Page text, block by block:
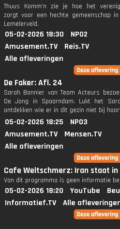
Thuus Komm'n zie je hoe het
zorgt voor een hechte gemeenschap
Lemelerveld.
05-02-2026 18:30
NPO2
Amusement.TV
Reis.TV
Alle afleveringen
De Faker: Afl. 24
Sarah Bannier van Team Acteurs
De Jong in Spaarndam. Lukt het
ontdekken wie er in dit gezin niet bij
05-02-2026 18:25
NPO3
Amusement.TV
Mensen.TV
Alle afleveringen
Cafe Weltschmerz: Iran staat in
Van dit programma is geen informatie
05-02-2026 18:20 YouTube
Informatief.TV
Alle